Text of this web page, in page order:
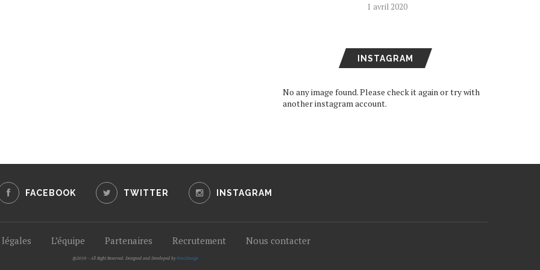
1 avril 2020
INSTAGRAM
No any image found. Please check it again or try with
another instagram account.
FACEBOOK TWITTER INSTAGRAM
L’équipe Partenaires Recrutement Nous contacter
@2019 - All Right Reserved. Designed and Developed by PenciDesign